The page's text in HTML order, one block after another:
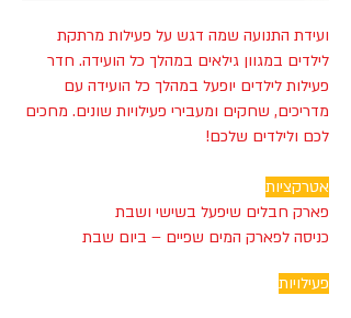
ועידת התנועה שמה דגש על פעילות מרתקת
לילדים במגוון גילאים במהלך כל הועידה. חדר
פעילות לילדים יופעל במהלך כל הועידה עם
מדריכים, שחקים ומעבירי פעילויות שונים. מחכים
לכם ולילדים שלכם!
אטרקציות
פארק חבלים שיפעל בשישי ושבת
כניסה לפארק המים שפיים – ביום שבת
פעילויות